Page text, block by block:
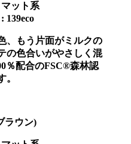
マット系
139eco
、もう片面がミルクの
の色合いがやさしく混
％配合のFSC®森林認
。
ラウン)